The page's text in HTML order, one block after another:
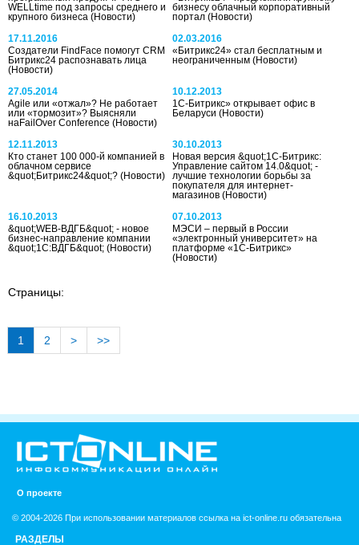
WELLtime под запросы среднего и
крупного бизнеса (Новости)
бизнесу облачный корпоративный
портал(Новости)
17.11.2016
Создатели FindFace помогут CRM
Битрикс24 распознавать лица
(Новости)
02.03.2016
«Битрикс24» стал бесплатным и
неограниченным(Новости)
27.05.2014
Agile или «отжал»? Не работает
или «тормозит»? Выясняли
наFailOver Conference (Новости)
10.12.2013
1С-Битрикс» открывает офис в
Беларуси(Новости)
12.11.2013
Кто станет 100 000-й компанией в
облачном сервисе
&quot;Битрикс24&quot;? (Новости)
30.10.2013
Новая версия &quot;1С-Битрикс:
Управление сайтом 14.0&quot; -
лучшие технологии борьбы за
покупателя для интернет-
магазинов(Новости)
16.10.2013
&quot;WEB-ВДГБ&quot; - новое
бизнес-направление компании
&quot;1С:ВДГБ&quot; (Новости)
07.10.2013
МЭСИ – первый в России
«электронный университет» на
платформе «1С-Битрикс»
(Новости)
Страницы:
1 2 > >>
О проекте
© 2004-2026 При использовании материалов ссылка на ict-online.ru обязательна
РАЗДЕЛЫ